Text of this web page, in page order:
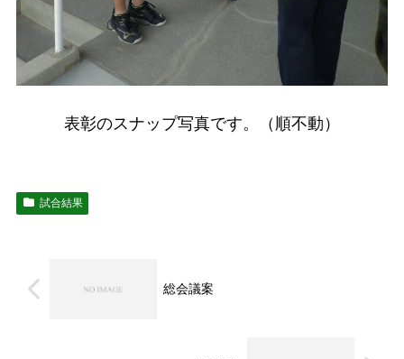
表彰のスナップ写真です。（順不動）
試合結果
総会議案